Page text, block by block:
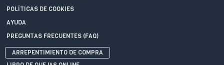
POLÍTICAS DE COOKIES
AYUDA
PREGUNTAS FRECUENTES (FAQ)
ARREPENTIMIENTO DE COMPRA